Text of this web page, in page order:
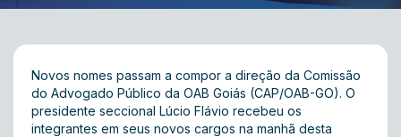
Novos nomes passam a compor a direção da Comissão
do Advogado Público da OAB Goiás (CAP/OAB-GO). O
presidente seccional Lúcio Flávio recebeu os
integrantes em seus novos cargos na manhã desta